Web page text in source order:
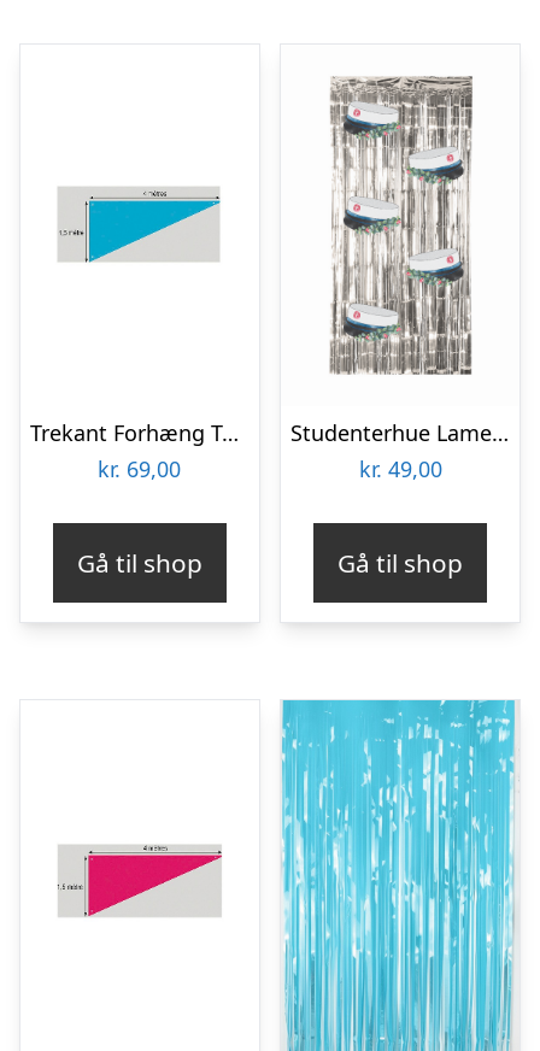
Trekant Forhæng Turkis
kr. 69,00
Gå til shop
Studenterhue Lametta Forhæng Blå
kr. 49,00
Gå til shop